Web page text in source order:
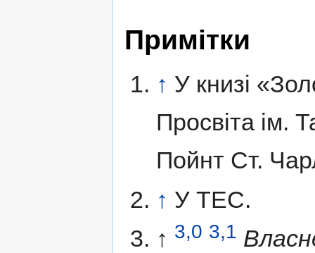
Примітки
↑ У книзі
Просвіта ім.
Пойнт Ст.
↑ У ТЕС.
↑ 3,0 3,1